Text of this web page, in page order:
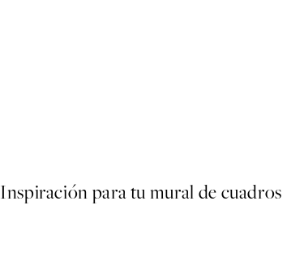
Inspiración para tu mural de cuadros